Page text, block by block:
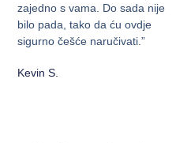
zajedno s vama. Do sada nije
bilo pada, tako da ću ovdje
sigurno češće naručivati.”
Kevin S.